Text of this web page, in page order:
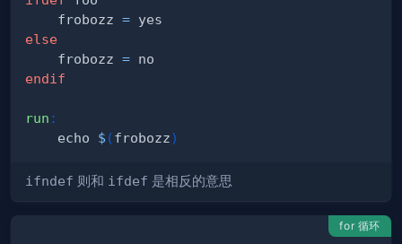
    frobozz
=
else
    frobozz
=
endif
run :
	echo
$ (frobozz)
ifndef 则和 ifdef 是相反的意思
for 循环